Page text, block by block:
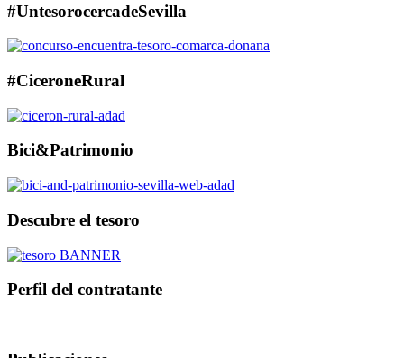
#UntesorocercadeSevilla
#CiceroneRural
Bici&Patrimonio
Descubre el tesoro
Perfil del contratante